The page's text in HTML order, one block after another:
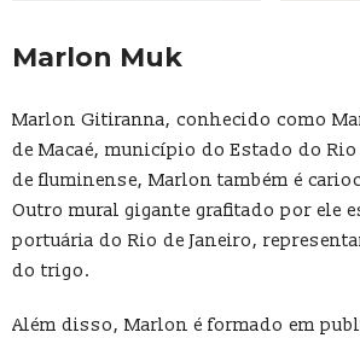
Marlon Muk
Marlon Gitiranna, conhecido como
de Macaé, município do Estado do Rio
de fluminense, Marlon também é
Outro mural gigante grafitado por ele
portuária do Rio de Janeiro,
do trigo.
Além disso, Marlon é formado em